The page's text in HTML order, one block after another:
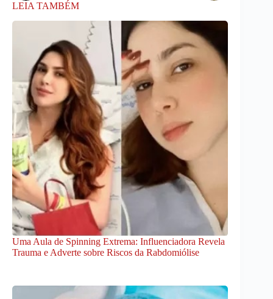
LEIA TAMBÉM
Uma Aula de Spinning Extrema: Influenciadora Revela
Trauma e Adverte sobre Riscos da Rabdomiólise